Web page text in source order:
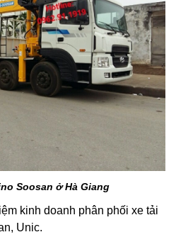
Soosan ở Hà Giang
kinh doanh phân phối xe tải
Unic.